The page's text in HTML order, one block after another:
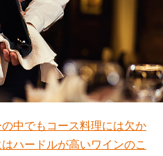
中でもコース料理には欠か
ハードルが高いワインのこ